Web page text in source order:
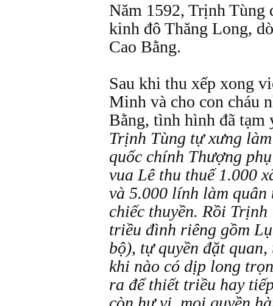
Năm 1592, Trịnh Tùng
kinh đô Thăng Long,
Cao Bằng.
Sau khi thu xếp xong
Minh và cho con cháu
Bằng, tình hình đã tạm
Trịnh Tùng tự xưng
quốc chính Thượng
vua Lê thu thuế 1.000
và 5.000 lính làm quân
chiếc thuyền. Rồi
triều đình riêng gồm
bộ), tự quyền đặt
khi nào có dịp long
ra để thiết triều hay